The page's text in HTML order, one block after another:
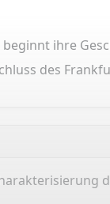
ihre
des